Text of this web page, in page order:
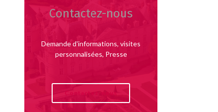
Contactez-nous
Demande d'informations, visites
personnalisées, Presse
Contactez-nous